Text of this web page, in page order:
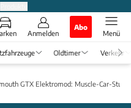
Anmelden
Abo
Menü
Oldtimer Verkehr
GTX Elektromod: Muscle-Car-